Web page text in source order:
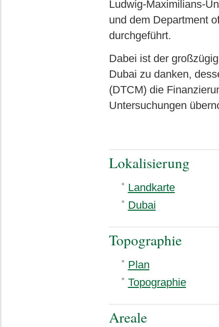
Ludwig-Maximilians-
und dem Department
durchgeführt.
Dabei ist der
Dubai zu danken,
(DTCM) die
Untersuchungen
Lokalisierung
Landkarte
Dubai
Topographie
Plan
Topographie
Areale